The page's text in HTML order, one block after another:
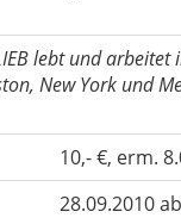
lebt und
New York und
10,- €, erm.
28.09.2010